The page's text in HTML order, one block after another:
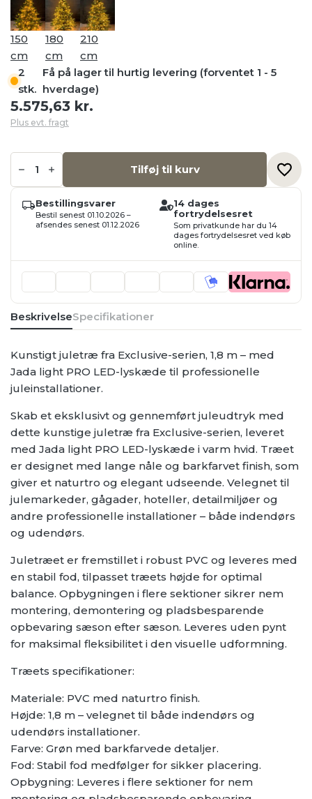
demontering og opbevaring.
Udstyret med Jada Light PRO LED-lyskæde og egnet
til både private og professionelle installationer inde
og ude. 350 LED.
150
cm
180
cm
210
cm
2
stk.
Få på lager til hurtig levering (forventet 1 - 5
hverdage)
5.575,63 kr.
Plus evt. fragt
Exclusive
juletræ
350
varm
hvid
Jada
180cm,
PVC
Tilføj til kurv
Bestillingsvarer
Bestil senest 01.10.2026 –
afsendes senest 01.12.2026
14 dages
fortrydelsesret
Som privatkunde har du 14
dages fortrydelsesret ved køb
online.
BeskrivelseSpecifikationer
Kunstigt juletræ fra Exclusive-serien, 1,8 m – med
Jada light PRO LED-lyskæde til professionelle
juleinstallationer.
Skab et eksklusivt og gennemført juleudtryk med
dette kunstige juletræ fra Exclusive-serien, leveret
med Jada light PRO LED-lyskæde i varm hvid. Træet
er designet med lange nåle og barkfarvet finish, som
giver et naturtro og elegant udseende. Velegnet til
julemarkeder, gågader, hoteller, detailmiljøer og
andre professionelle installationer – både indendørs
og udendørs.
Juletræet er fremstillet i robust PVC og leveres med
en stabil fod, tilpasset træets højde for optimal
balance. Opbygningen i flere sektioner sikrer nem
montering, demontering og pladsbesparende
opbevaring sæson efter sæson. Leveres uden pynt
for maksimal fleksibilitet i den visuelle udformning.
Træets specifikationer:
Materiale: PVC med naturtro finish.
Højde: 1,8 m – velegnet til både indendørs og
udendørs installationer.
Farve: Grøn med barkfarvede detaljer.
Fod: Stabil fod medfølger for sikker placering.
Opbygning: Leveres i flere sektioner for nem